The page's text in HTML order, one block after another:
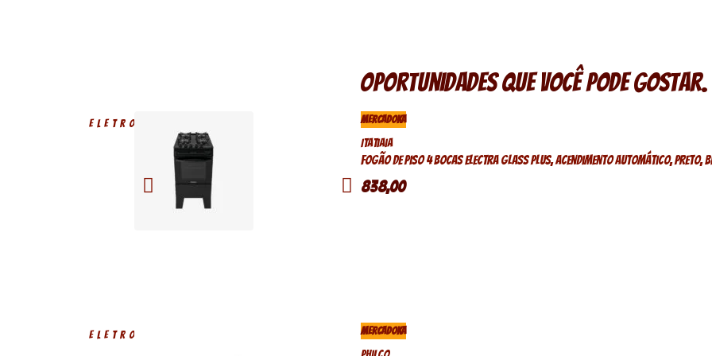
Oportunidades que você pode gostar.
ELETRODOMÉSTICOS MERCADOKA
Itatiaia
Fogão de piso 4 bocas Electra Glass Plus, acendimento automático, preto,
838,00
ELETRODOMÉSTICOS MERCADOKA